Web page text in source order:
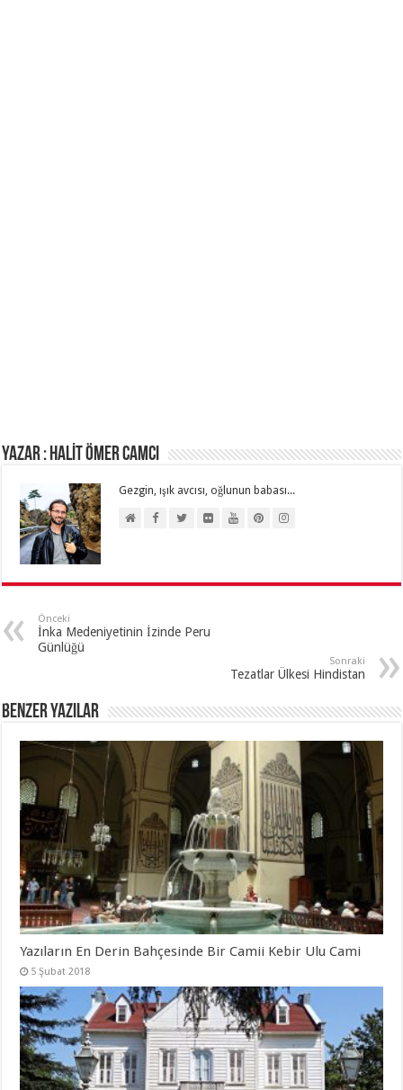
Yazar : HALİT ÖMER CAMCI
Gezgin, ışık avcısı, oğlunun babası...
Önceki
İnka Medeniyetinin İzinde Peru
Günlüğü
Sonraki
Tezatlar Ülkesi Hindistan
Benzer Yazılar
Yazıların En Derin Bahçesinde Bir Camii Kebir Ulu Cami
5 Şubat 2018